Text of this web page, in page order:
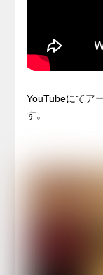
YouTubeにてア
す。